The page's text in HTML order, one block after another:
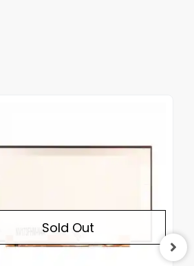
Sold Out